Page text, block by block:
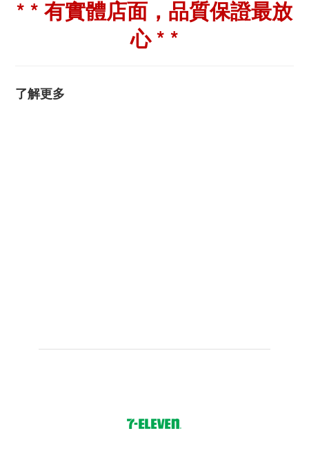
* * 有實體店面，品質保證最放
心 * *
了解更多